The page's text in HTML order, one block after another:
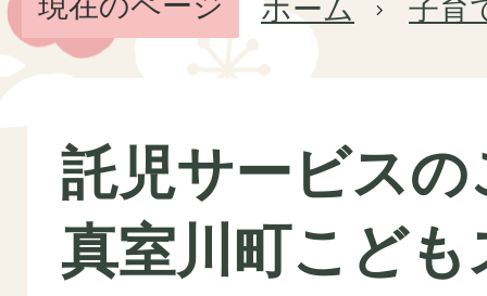
ホーム 子育
託児サービスの
真室川町こども